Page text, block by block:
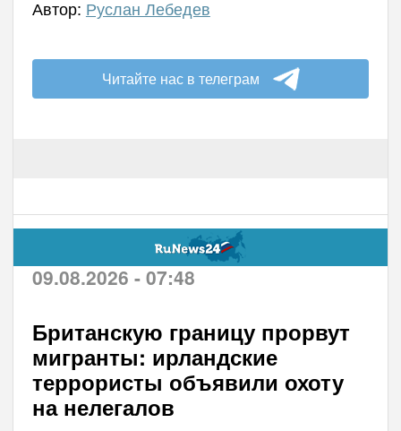
Автор: Руслан Лебедев
Читайте нас в телеграм
09.08.2026 - 07:48
Британскую границу прорвут
мигранты: ирландские
террористы объявили охоту
на нелегалов